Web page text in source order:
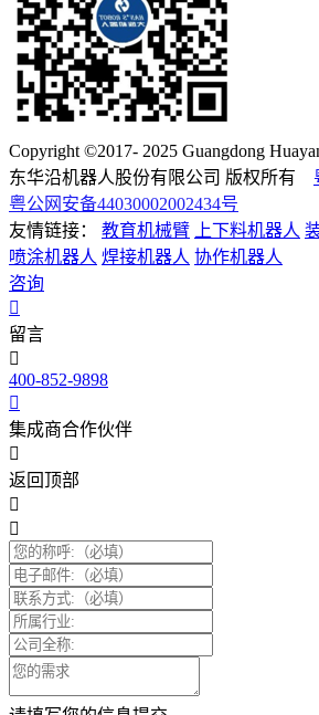
Copyright ©2017- 2025 Guangdong
东华沿机器人股份有限公司 版权所有
粤公网安备44030002002434号
友情链接：
教育机械臂 上下料机器人
喷涂机器人 焊接机器人 协作机器人
咨询
留言
400-852-9898
集成商合作伙伴
返回顶部